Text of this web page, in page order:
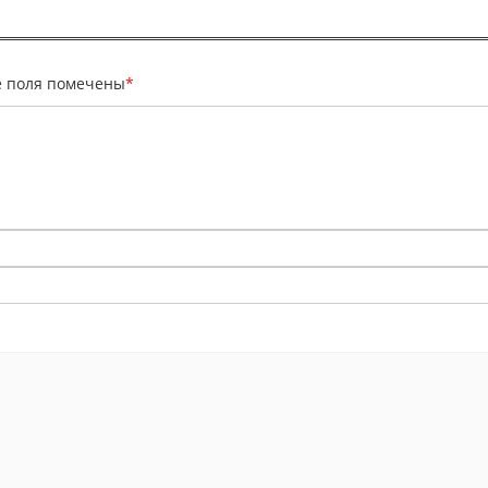
поля помечены*